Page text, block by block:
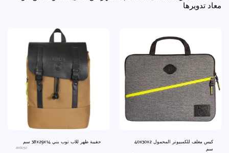
معاد تدويرها
كيس مغلف للكمبيوتر المحمول 40x30x2
سم
حقيبة ظهر للاب توب بني 38x29x14 سم
an6030